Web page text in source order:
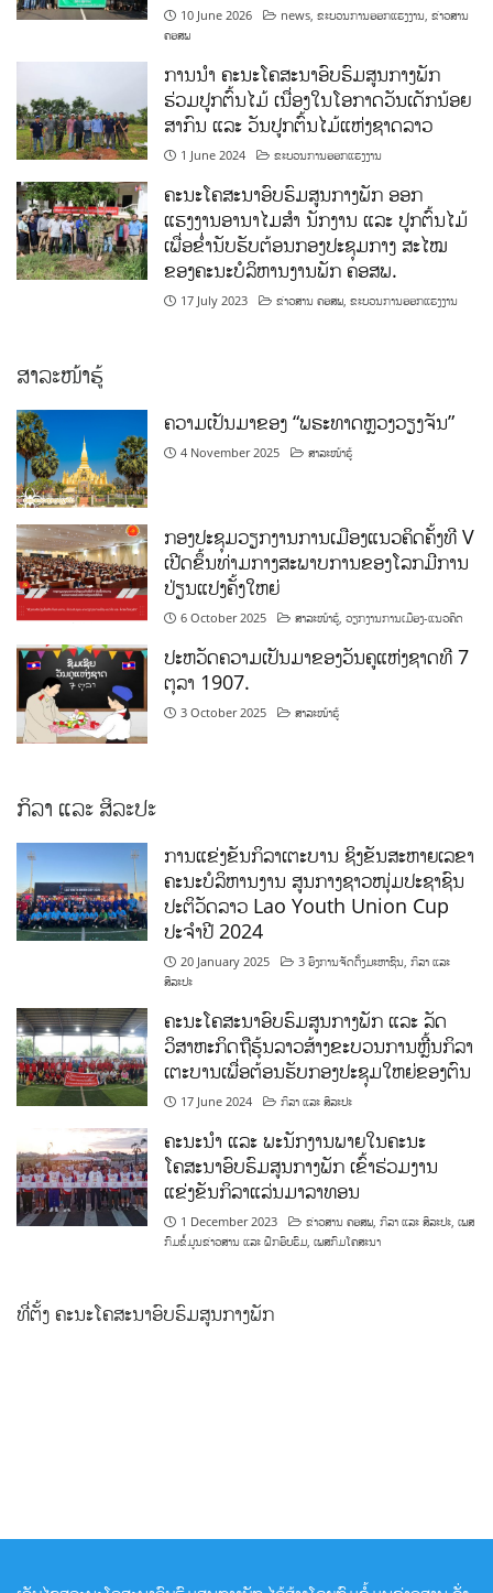
10 June 2026 news,ຂະບວນການອອກແຮງງານ,ຂ່າວສານ
ຄອສພ
ການນໍາ ຄະນະໂຄສະນາອົບຮົມສູນກາງພັກ
ຮ່ວມປູກຕົ້ນໄມ້ ເນື່ອງໃນໂອກາດວັນເດັກນ້ອຍ
ສາກົນ ແລະ ວັນປູກຕົ້ນໄມ້ແຫ່ງຊາດລາວ
1 June 2024 ຂະບວນການອອກແຮງງານ
ຄະນະໂຄສະນາອົບຮົມສູນກາງພັກ ອອກ
ແຮງງານອານາໄມສໍາ ນັກງານ ແລະ ປູກຕົ້ນໄມ້
ເພື່ອຂໍ່ານັບຮັບຕ້ອນກອງປະຊຸມກາງ ສະໄໝ
ຂອງຄະນະບໍລິຫານງານພັກ ຄອສພ.
17 July 2023 ຂ່າວສານ ຄອສພ,ຂະບວນການອອກແຮງງານ
ສາລະໜ້າຮູ້
ຄວາມເປັນມາຂອງ “ພຣະທາດຫຼວງວຽງຈັນ”
4 November 2025 ສາລະໜ້າຮູ້
ກອງປະຊຸມວຽກງານການເມືອງແນວຄິດຄັ້ງທີ V
ເປີດຂຶ້ນທ່າມກາງສະພາບການຂອງໂລກມີການ
ປ່ຽນແປງຄັ້ງໃຫຍ່
6 October 2025 ສາລະໜ້າຮູ້,ວຽກງານການເມືອງ-ແນວຄິດ
ປະຫວັດຄວາມເປັນມາຂອງວັນຄູແຫ່ງຊາດທີ 7
ຕຸລາ 1907.
3 October 2025 ສາລະໜ້າຮູ້
ກິລາ ແລະ ສິລະປະ
ການແຂ່ງຂັນກິລາເຕະບານ ຊິງຂັນສະຫາຍເລຂາ
ຄະນະບໍລິຫານງານ ສູນກາງຊາວໜຸ່ມປະຊາຊົນ
ປະຕິວັດລາວ Lao Youth Union Cup
ປະຈຳປີ 2024
20 January 2025 3 ອົງການຈັດຕັ້ງມະຫາຊົນ ,ກິລາ ແລະ
ສິລະປະ
ຄະນະໂຄສະນາອົບຮົມສູນກາງພັກ ແລະ ລັດ
ວິສາຫະກິດຖືຮຸ້ນລາວສ້າງຂະບວນການຫຼີ້ນກິລາ
ເຕະບານເພື່ອຕ້ອນຮັບກອງປະຊຸມໃຫຍ່ຂອງຕົນ
17 June 2024 ກິລາ ແລະ ສິລະປະ
ຄະນະນຳ ແລະ ພະນັກງານພາຍໃນຄະນະ
ໂຄສະນາອົບຮົມສູນກາງພັກ ເຂົ້າຮ່ວມງານ
ແຂ່ງຂັນກິລາແລ່ນມາລາທອນ
1 December 2023 ຂ່າວສານ ຄອສພ ,ກິລາ ແລະ ສິລະປະ ,ເພສ
ກົມຂໍ້ມູນຂ່າວສານ ແລະ ຝຶກອົບຮົມ ,ເພສກົມໂຄສະນາ
ທີ່ຕັ້ງ ຄະນະໂຄສະນາອົບຮົມສູນກາງພັກ